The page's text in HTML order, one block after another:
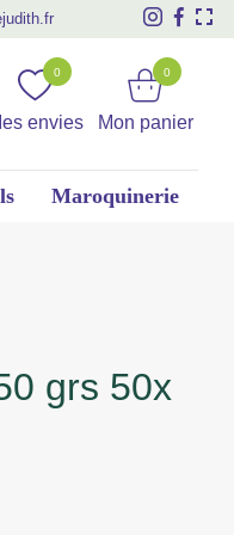
envies
0
Mon panier
0
Maroquinerie